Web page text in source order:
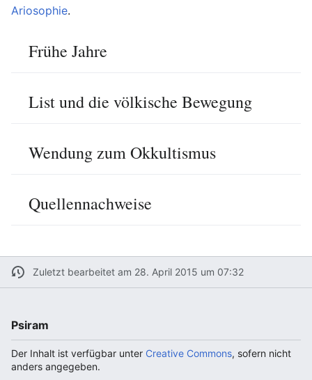
Ariosophie.
Frühe Jahre
List und die völkische Bewegung
Wendung zum Okkultismus
Quellennachweise
Zuletzt bearbeitet am 28. April 2015 um 07:32
Psiram
Der Inhalt ist verfügbar unter Creative Commons, sofern nicht
anders angegeben.